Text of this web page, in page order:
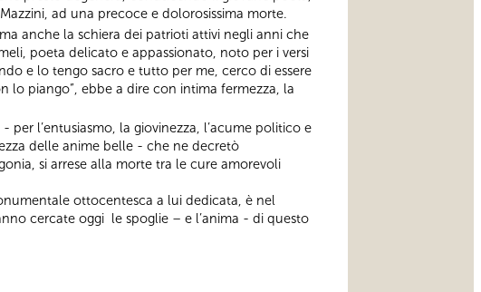
ad una precoce e dolorosissima morte.
anche la schiera dei patrioti attivi negli anni che
poeta delicato e appassionato, noto per i versi
e lo tengo sacro e tutto per me, cerco di essere
lo piango”, ebbe a dire con intima fermezza, la
l’entusiasmo, la giovinezza, l’acume politico e
delle anime belle - che ne decretò
si arrese alla morte tra le cure amorevoli
ottocentesca a lui dedicata, è nel
cercate oggi le spoglie – e l’anima - di questo